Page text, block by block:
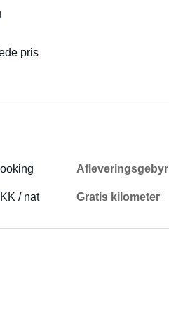
pris
Afleveringsgebyr
/ nat Gratis kilometer